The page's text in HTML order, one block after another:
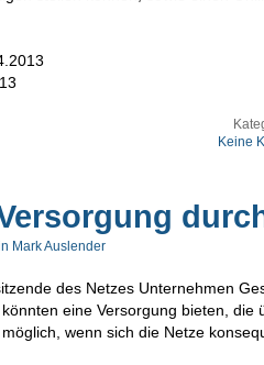
Keine
Mark Auslender
des Netzes Unternehmen
eine Versorgung bieten,
wenn sich die Netze